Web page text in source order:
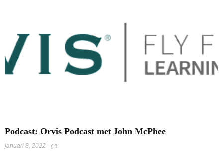
Podcast: Orvis Podcast met John McPhee
januari 8, 2022